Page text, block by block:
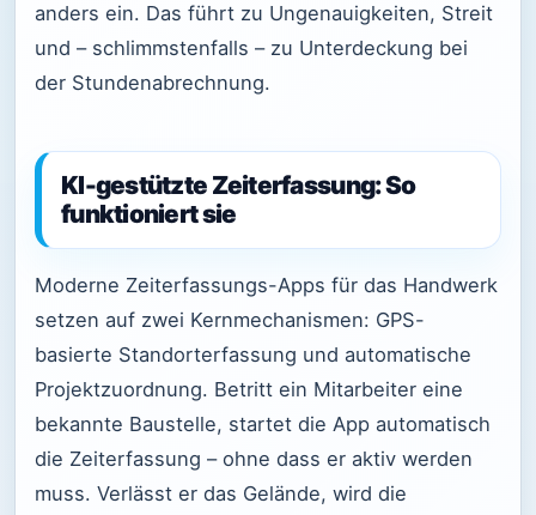
anders ein. Das führt zu Ungenauigkeiten, Streit
und – schlimmstenfalls – zu Unterdeckung bei
der Stundenabrechnung.
KI-gestützte Zeiterfassung: So
funktioniert sie
Moderne Zeiterfassungs-Apps für das Handwerk
setzen auf zwei Kernmechanismen: GPS-
basierte Standorterfassung und automatische
Projektzuordnung. Betritt ein Mitarbeiter eine
bekannte Baustelle, startet die App automatisch
die Zeiterfassung – ohne dass er aktiv werden
muss. Verlässt er das Gelände, wird die